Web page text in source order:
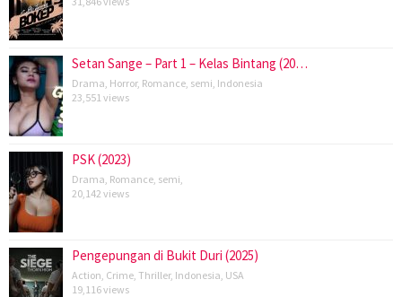
Setan Sange – Part 1 – Kelas Bintang (20…
Drama Horror, Romance semi Indonesia
23,551 views
PSK (2023)
Drama Romance semi
20,142 views
Pengepungan di Bukit Duri (2025)
Action Crime Thriller, Indonesia USA
19,116 views